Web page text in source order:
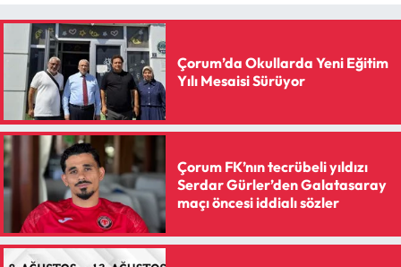
Çorum’da Okullarda Yeni Eğitim
Yılı Mesaisi Sürüyor
Çorum FK’nın tecrübeli yıldızı
Serdar Gürler’den Galatasaray
maçı öncesi iddialı sözler
Spor
Sungurlu Haberleri
Turizm
Uğurludağ Haberleri
Yaşam